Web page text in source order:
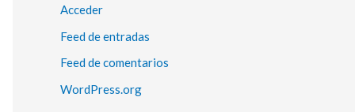
Acceder
Feed de entradas
Feed de comentarios
WordPress.org